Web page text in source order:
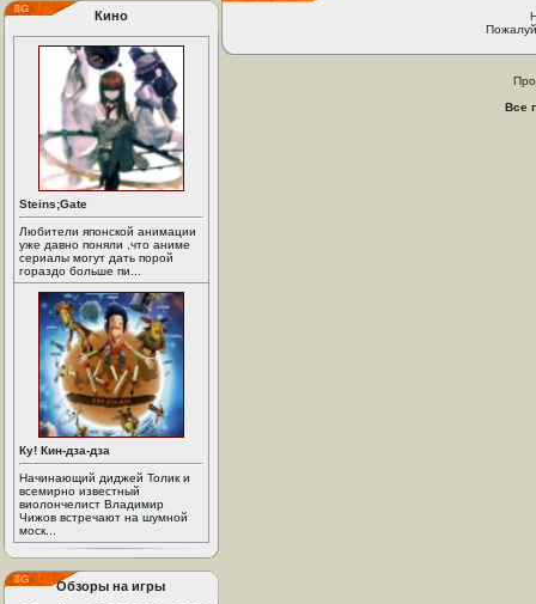
Кино
Steins;Gate
Любители японской анимации
уже давно поняли ,что аниме
сериалы могут дать порой
гораздо больше пи...
Ку! Кин-дза-дза
Начинающий диджей Толик и
всемирно известный
виолончелист Владимир
Чижов встречают на шумной
моск...
Обзоры на игры
Все